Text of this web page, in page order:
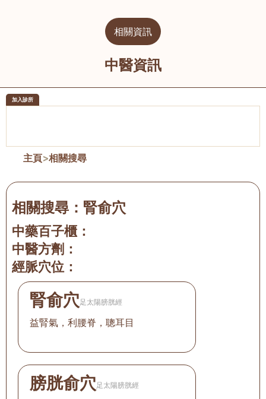
相關資訊
中醫資訊
加入診所
主頁>相關搜尋
相關搜尋： 腎俞穴
中藥百子櫃：
中醫方劑：
經脈穴位：
腎俞穴 足太陽膀胱經
益腎氣，利腰脊，聰耳目
膀胱俞穴 足太陽膀胱經